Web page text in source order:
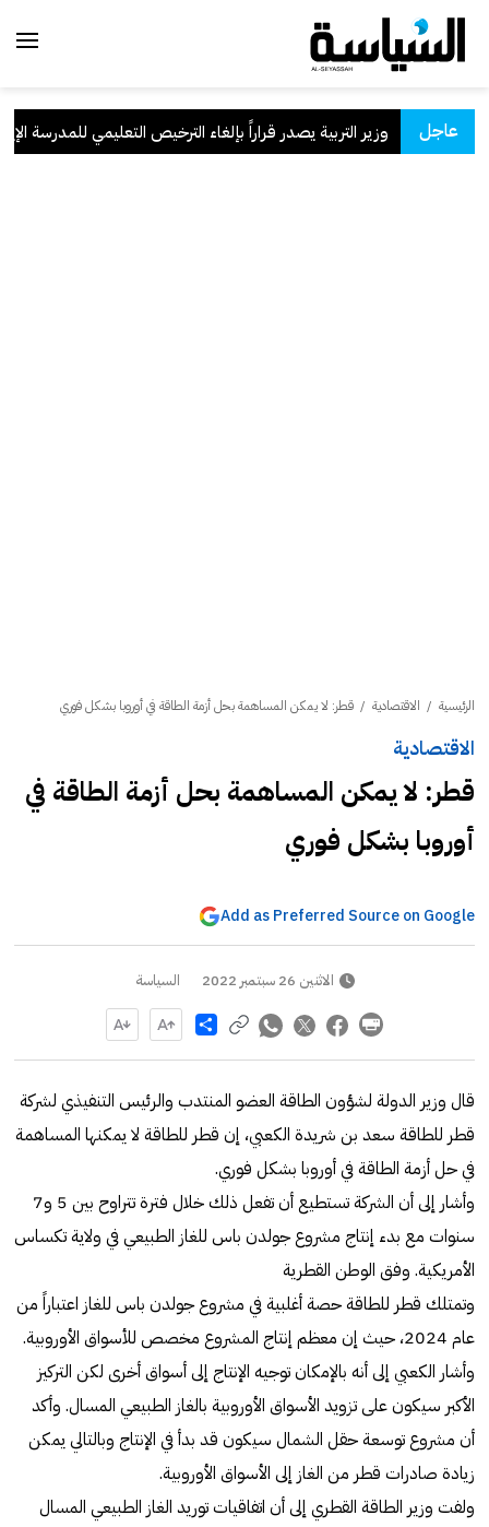
عاجل وزير التربية يصدر قراراً بإلغاء الترخيص التعليمي للمدرسة
الرئيسية / الاقتصادية / قطر: لا يمكن المساهمة بحل أزمة الطاقة في أوروبا بشكل فوري
الاقتصادية
قطر: لا يمكن المساهمة بحل أزمة الطاقة في
أوروبا بشكل فوري
Add as Preferred Source on Google
الاثنين 26 سبتمبر 2022 السياسة
Share
قال وزير الدولة لشؤون الطاقة العضو المنتدب والرئيس التنفيذي لشركة
قطر للطاقة سعد بن شريدة الكعبي، إن قطر للطاقة لا يمكنها المساهمة
في حل أزمة الطاقة في أوروبا بشكل فوري.
وأشار إلى أن الشركة تستطيع أن تفعل ذلك خلال فترة تتراوح بين 5 و7
سنوات مع بدء إنتاج مشروع جولدن باس للغاز الطبيعي في ولاية تكساس
الأمريكية. وفق الوطن القطرية
وتمتلك قطر للطاقة حصة أغلبية في مشروع جولدن باس للغاز اعتباراً من
عام 2024، حيث إن معظم إنتاج المشروع مخصص للأسواق الأوروبية.
وأشار الكعبي إلى أنه بالإمكان توجيه الإنتاج إلى أسواق أخرى لكن التركيز
الأكبر سيكون على تزويد الأسواق الأوروبية بالغاز الطبيعي المسال. وأكد
أن مشروع توسعة حقل الشمال سيكون قد بدأ في الإنتاج وبالتالي يمكن
زيادة صادرات قطر من الغاز إلى الأسواق الأوروبية.
ولفت وزير الطاقة القطري إلى أن اتفاقيات توريد الغاز الطبيعي المسال